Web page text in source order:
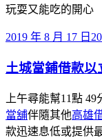
玩耍又能吃的開心
發
於
2019 年 8 月 17 日
土城當鋪借款
上午尋能幫11點 49
當舖伴隨其他高雄
款迅速息低或提供